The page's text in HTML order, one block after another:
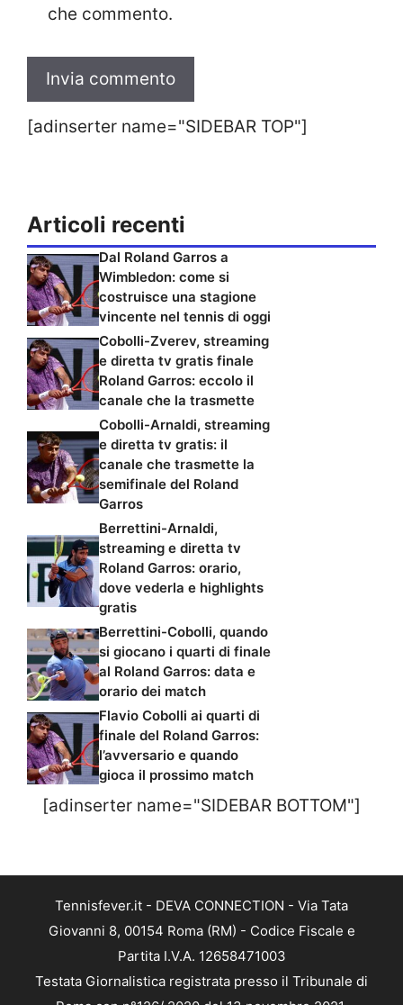
che commento.
[adinserter name="SIDEBAR TOP"]
Articoli recenti
Dal Roland Garros a
Wimbledon: come si
costruisce una stagione
vincente nel tennis di oggi
Cobolli-Zverev, streaming
e diretta tv gratis finale
Roland Garros: eccolo il
canale che la trasmette
Cobolli-Arnaldi, streaming
e diretta tv gratis: il
canale che trasmette la
semifinale del Roland
Garros
Berrettini-Arnaldi,
streaming e diretta tv
Roland Garros: orario,
dove vederla e highlights
gratis
Berrettini-Cobolli, quando
si giocano i quarti di finale
al Roland Garros: data e
orario dei match
Flavio Cobolli ai quarti di
finale del Roland Garros:
l’avversario e quando
gioca il prossimo match
[adinserter name="SIDEBAR BOTTOM"]
Tennisfever.it - DEVA CONNECTION - Via Tata
Giovanni 8, 00154 Roma (RM) - Codice Fiscale e
Partita I.V.A. 12658471003
Testata Giornalistica registrata presso il Tribunale di